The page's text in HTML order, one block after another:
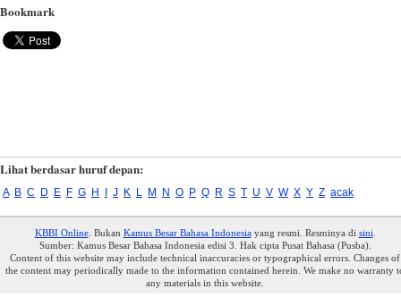
Bookmark
Lihat berdasar huruf depan:
A B C D E F G H J K L M N O P Q R S T U V W X Y Z acak
KBBI Online. Bukan Kamus Besar Bahasa Indonesiayang resmi. Resminya di sini
Sumber: Kamus Besar Bahasa Indonesia edisi 3. Hak cipta Pusat Bahasa (Pusba).
Content of this website may include technical inaccuracies or typographical errors. Changes of
the content may periodically made to the information contained herein. We make no warranty
any materials in this website.